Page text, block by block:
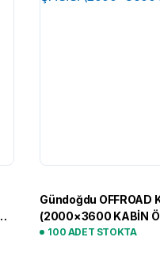
Gündoğdu OFFROAD
(2000×3600 KABİN
100 ADET STOKTA